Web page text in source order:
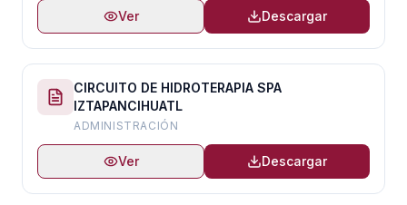
Ver Descargar
CIRCUITO DE HIDROTERAPIA SPA
IZTAPANCIHUATL
ADMINISTRACIÓN
Ver Descargar